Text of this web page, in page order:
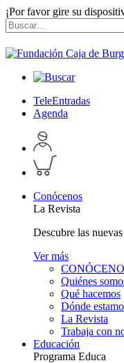
¡Por favor gire su
Skip
to
content
Buscar
por:
TeleEntradas
Agenda
Acceder
a
perfil
personal
Inspeccionar
carrito
Conócenos
La Revista
Descubre las
Ver más
Quiénes
Qué hacemos
Dónde
La Revista
Trabaja con
Educación
Programa Educa